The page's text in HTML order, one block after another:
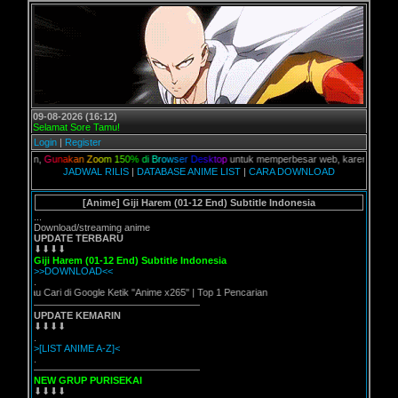
09-08-2026 (16:12)
Selamat Sore Tamu!
Login | Register
unakan Zoo m 150% di Browser Des ktopuntuk memperbesar web, karena aslinya
JADWAL RILIS | DATABASE ANIME LIST | CARA DOWNLOAD
[Anime] Giji Harem (01-12 End) Subtitle Indonesia
Download/streaming anime
UPDATE TERBARU
⬇⬇⬇⬇
Giji Harem (01-12 End) Subtitle Indonesia
>>DOWNLOAD<<
Atau Cari di Google Ketik "Anime x265" | Top 1 Pencarian
—————————————————
UPDATE KEMARIN
⬇⬇⬇⬇
>[LIST ANIME A-Z]<
—————————————————
NEW GRUP PURISEKAI
⬇⬇⬇⬇